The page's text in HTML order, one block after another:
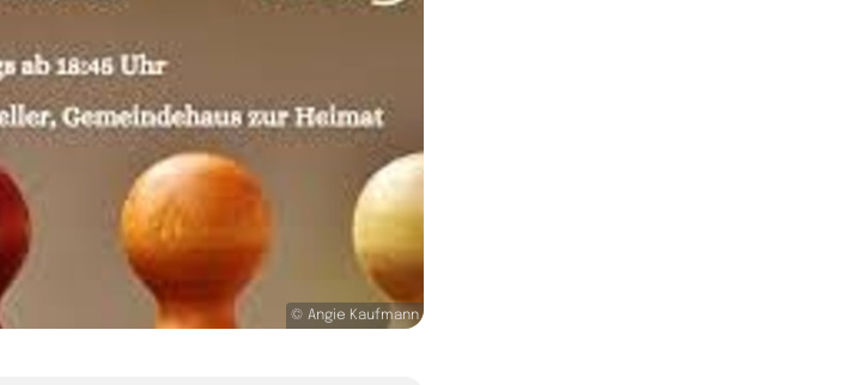
© Angie Kaufmann